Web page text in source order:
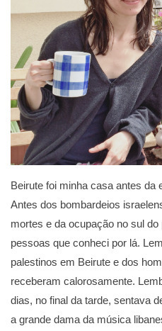
Beirute foi minha casa antes da
Antes dos bombardeios
mortes e da ocupação no sul
pessoas que conheci por lá.
palestinos em Beirute e dos
receberam calorosamente.
dias, no final da tarde, sentava
a grande dama da música